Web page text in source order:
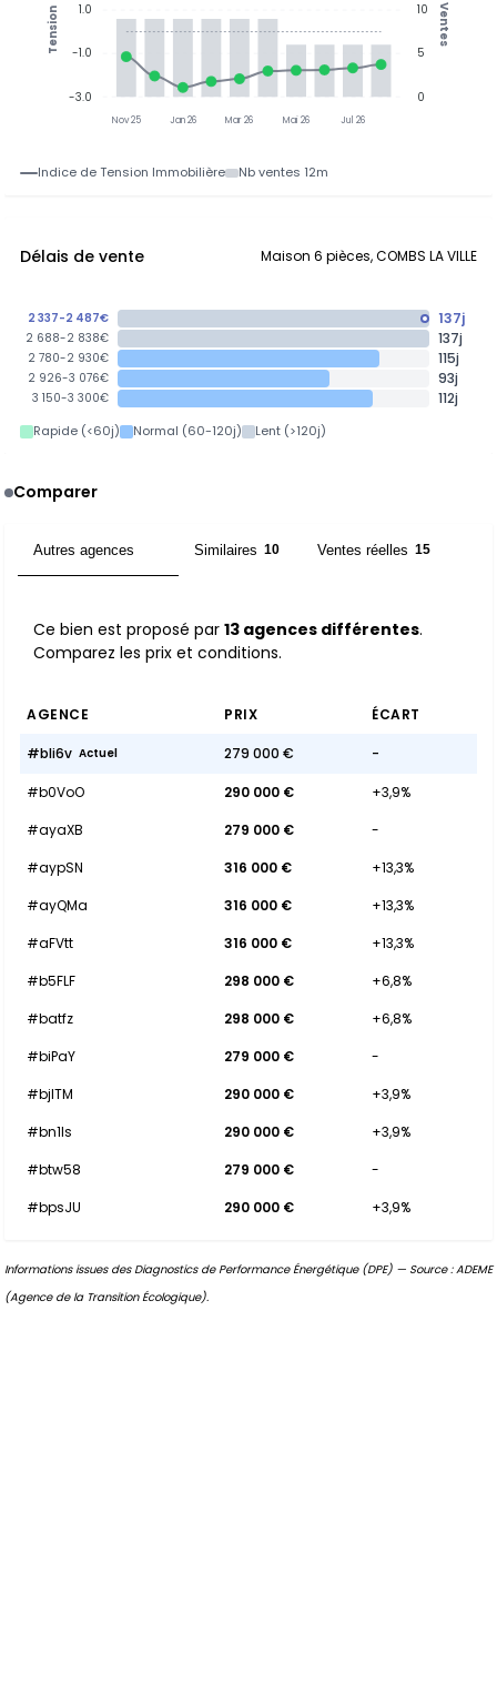
Nov 25 Jan 26 Mar 26 Mai 26 Jul 26
10
5
0
Ventes
1.0
-1.0
-3.0
Tension
Indice de Tension Immobilière Nb ventes 12m
Délais de vente Maison 6 pièces, COMBS LA VILLE
2 337-2 487€ 137j
2 688-2 838€ 137j
2 780-2 930€ 115j
2 926-3 076€ 93j
3 150-3 300€ 112j
Rapide (<60j) Normal (60-120j) Lent (>120j)
Comparer
Autres agences Similaires 10 Ventes réelles 15
Ce bien est proposé par 13 agences différentes.
Comparez les prix et conditions.
AGENCE PRIX ÉCART
#bli6v Actuel 279 000 € -
#b0VoO 290 000 €
+3,9%
#ayaXB
279 000 €
-
#aypSN
316 000 €
+13,3%
#ayQMa
316 000 €
+13,3%
#aFVtt
316 000 €
+13,3%
#b5FLF
298 000 €
+6,8%
#batfz
298 000 €
+6,8%
#biPaY
279 000 €
-
#bjITM
290 000 €
+3,9%
#bn1ls
290 000 €
+3,9%
#btw58
279 000 €
-
#bpsJU
290 000 € +3,9%
Informations issues des Diagnostics de Performance Énergétique (DPE) — Source : ADEME
(Agence de la Transition Écologique).